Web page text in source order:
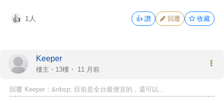
👍 1人 👍 讚 回覆 收藏
Keeper
樓主 ・13樓・ 11 月前
回覆 Keeper：&nbsp; 目前是全台最便宜的，還可以...